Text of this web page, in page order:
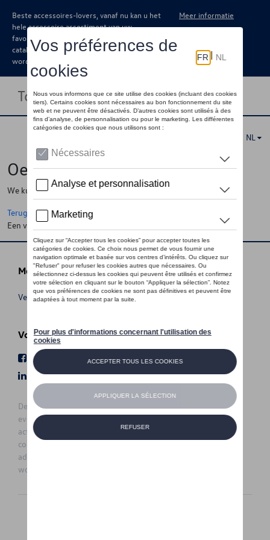
Beste accessoires-lovers, vanaf nu kan u het
hele accessoire assortiment van uw
favoriete merk terugvinden in de online
catalogus. Deze kunnen steeds besteld
worden via uw dealer.
Meer informatie
Toggle navigation
NL
Oeps !
We kunnen de pagina, de informatie die u zoekt niet vinden
Terug naar de startpagina
Een vraag ?
Meer info
Verkoopsvoorwaarden
Volg Ons
Facebook
Youtube
LinkedIn
Instagram
De prijzen op deze site zijn adviesprijzen (incl. btw), exclusief
eventuele installatiekosten. Voor meer informatie over de
actuele verkoopprijs en de eventuele installatiekosten kunt u
contact opnemen met uw concessiehouder / agent. De
adviesprijzen kunnen zonder voorafgaande kennisgeving
worden gewijzigd.